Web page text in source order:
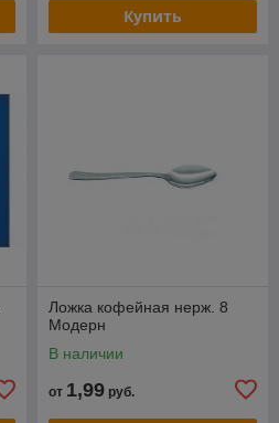
Купить
Ложка кофейная нерж. 8
Модерн
В наличии
от 1,99 руб.